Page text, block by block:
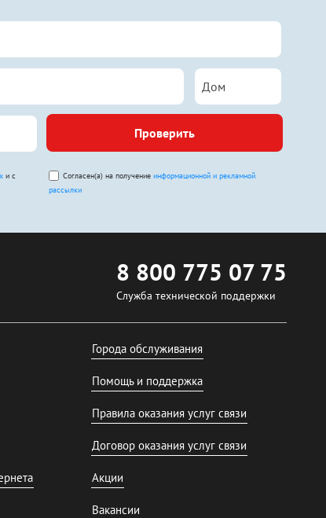
Проверить
и с
Согласен(а) на получение информационной и рекламной
рассылки
8 800 775 07 75
Служба технической поддержки
Города обслуживания
Помощь и поддержка
Правила оказания услуг связи
Договор оказания услуг связи
Акции
Вакансии